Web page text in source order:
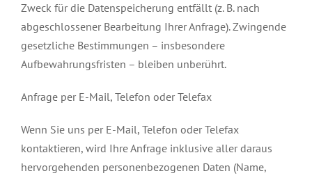
Zweck für die Datenspeicherung entfällt (z. B. nach
abgeschlossener Bearbeitung Ihrer Anfrage). Zwingende
gesetzliche Bestimmungen – insbesondere
Aufbewahrungsfristen – bleiben unberührt.
Anfrage per E-Mail, Telefon oder Telefax
Wenn Sie uns per E-Mail, Telefon oder Telefax
kontaktieren, wird Ihre Anfrage inklusive aller daraus
hervorgehenden personenbezogenen Daten (Name,